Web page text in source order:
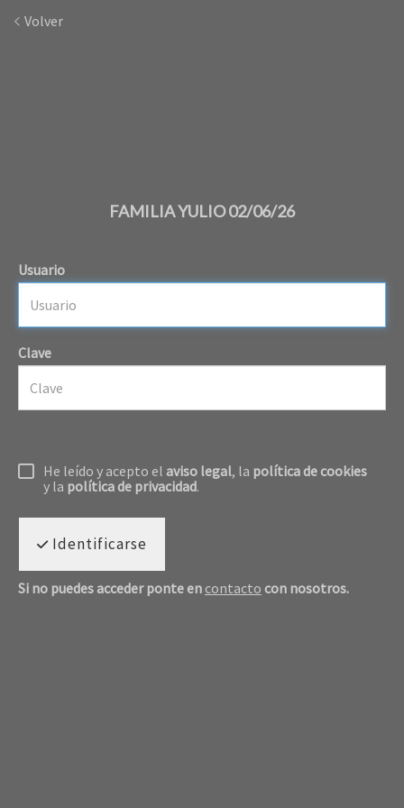
Volver
FAMILIA YULIO 02/06/26
Usuario
Clave
He leído y acepto el aviso legal, la política de cookies
y la política de privacidad.
Identificarse
Si no puedes acceder ponte en contacto con nosotros.